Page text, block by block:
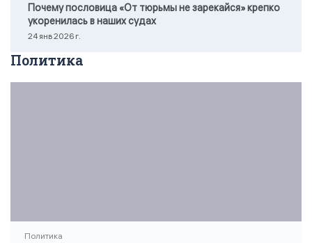
Почему пословица «От тюрьмы не зарекайся» крепко
укоренилась в наших судах
24 янв 2026 г.
Политика
Политика